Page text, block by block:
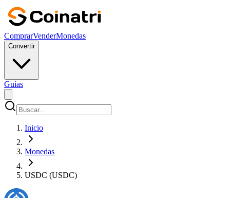
ComprarVenderMonedas
Convertir
Guías
Inicio
Monedas
USDC (USDC)